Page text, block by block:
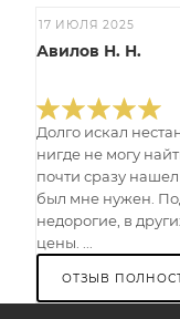
17 ИЮЛЯ 2025
Авилов Н. Н.
Долго искал
нигде не могу
почти сразу
был мне нужен.
недорогие, в
цены. ...
ОТЗЫВ